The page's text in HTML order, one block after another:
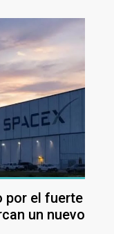
por el fuerte
un nuevo